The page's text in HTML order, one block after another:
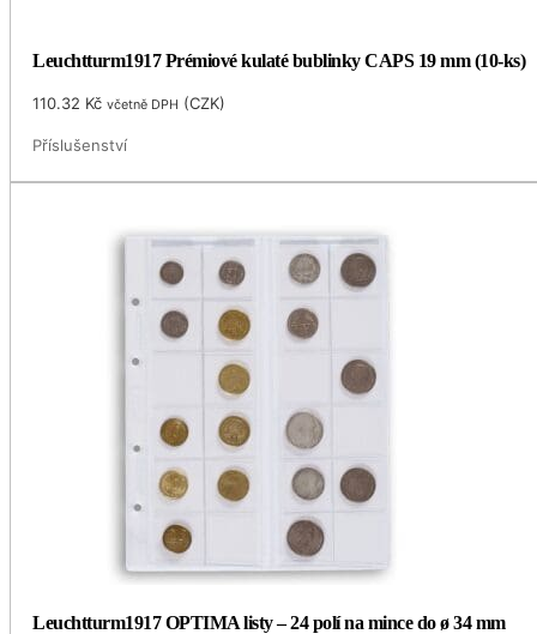
Leuchtturm1917 Prémiové kulaté bublinky CAPS 19 mm (10-ks)
110.32 Kč včetně DPH (CZK)
Příslušenství
Leuchtturm1917 OPTIMA listy – 24 polí na mince do ø 34 mm